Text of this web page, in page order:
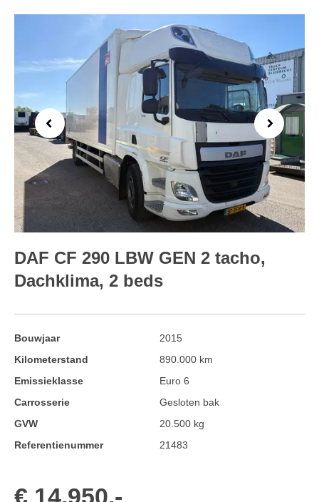
Previous Next
DAF CF 290 LBW GEN 2 tacho,
Dachklima, 2 beds
Bouwjaar
2015
Kilometerstand
890.000 km
Emissieklasse
Euro 6
Carrosserie
Gesloten bak
GVW
20.500 kg
Referentienummer
21483
€ 14.950,-